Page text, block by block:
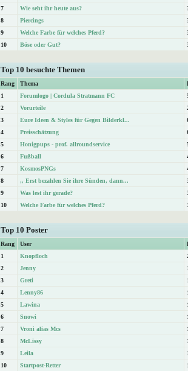
7
Wie seht ihr heute aus?
8
Piercings
9
Welche Farbe für welches Pferd?
10
Böse oder Gut?
Top 10 besuchte Themen
Rang Thema
1
Forumlogo | Cordula Stratmann FC
2
Vorurteile
3
Eure Ideen & Styles für Gegen Bilderkl...
4
Preisschätzung
5
Honigpups - prof. allroundservice
6
Fußball
7
KosmosPNGs
8
,, Erst bezahlen Sie ihre Sünden, dann...
9
Was lest ihr gerade?
10
Welche Farbe für welches Pferd?
Top 10 Poster
Rang User
1
Knopfloch
2
Jenny
3
Greti
4
Lenny86
5
Lawina
6
Snowi
7
Vroni alias Mcs
8
McLissy
9
Leila
10
Startpost-Retter